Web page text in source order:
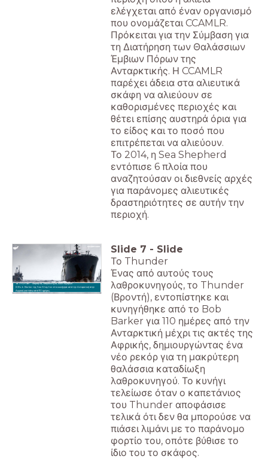
ελέγχεται από έναν οργανισμό
που ονομάζεται CCAMLR.
Πρόκειται για την Σύμβαση για
τη Διατήρηση των Θαλάσσιων
Έμβιων Πόρων της
Ανταρκτικής. Η CCAMLR
παρέχει άδεια στα αλιευτικά
σκάφη να αλιεύουν σε
καθορισμένες περιοχές και
θέτει επίσης αυστηρά όρια για
το είδος και το ποσό που
επιτρέπεται να αλιεύουν.
Το 2014, η Sea Shepherd
εντόπισε 6 πλοία που
αναζητούσαν οι διεθνείς αρχές
για παράνομες αλιευτικές
δραστηριότητες σε αυτήν την
περιοχή.
Το Thunder - διαβόητος λαθροκυνηγός οδοντόψαρων.
Ο Bob Barker της Sea Shepherd το κυνήγησε από την Ανταρκτική στην
Αφρική για πάνω από 110 ημέρες.
Slide 7 - Slide
Το Thunder
Ένας από αυτούς τους
λαθροκυνηγούς, το Thunder
(Βροντή), εντοπίστηκε και
κυνηγήθηκε από το Bob
Barker για 110 ημέρες από την
Ανταρκτική μέχρι τις ακτές της
Αφρικής, δημιουργώντας ένα
νέο ρεκόρ για τη μακρύτερη
θαλάσσια καταδίωξη
λαθροκυνηγού. Το κυνήγι
τελείωσε όταν ο καπετάνιος
του Thunder αποφάσισε
τελικά ότι δεν θα μπορούσε να
πιάσει λιμάνι με το παράνομο
φορτίο του, οπότε βύθισε το
ίδιο του το σκάφος.